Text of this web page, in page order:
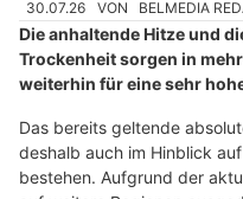
30.07.26 VON BELMEDIA
Die anhaltende Hitze und
Trockenheit sorgen in
weiterhin für eine sehr
Das bereits geltende
deshalb auch im Hinblick
bestehen. Aufgrund der